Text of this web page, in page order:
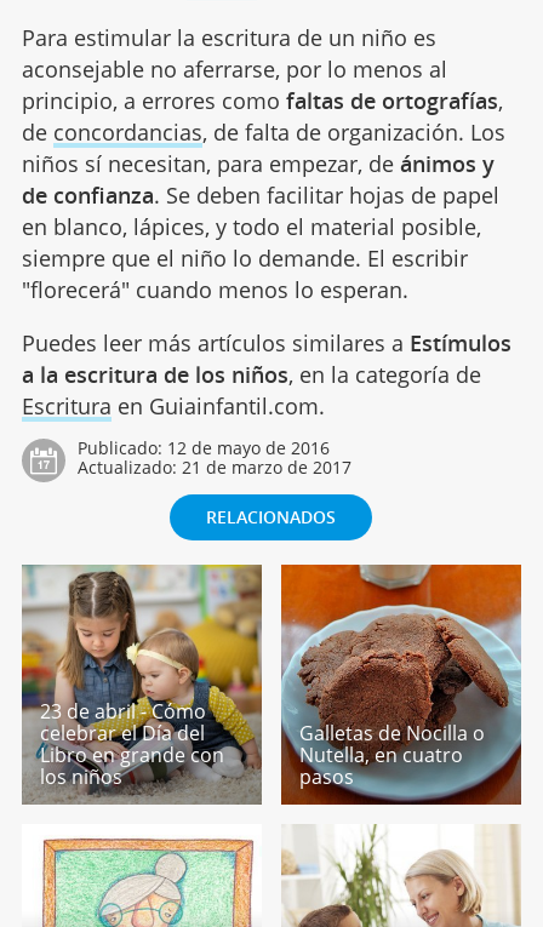
Para estimular la escritura de un niño es
aconsejable no aferrarse, por lo menos al
principio, a errores como faltas de ortografías,
de concordancias, de falta de organización. Los
niños sí necesitan, para empezar, de ánimos y
de confianza. Se deben facilitar hojas de papel
en blanco, lápices, y todo el material posible,
siempre que el niño lo demande. El escribir
"florecerá" cuando menos lo esperan.
Puedes leer más artículos similares a Estímulos
a la escritura de los niños, en la categoría de
Escritura en Guiainfantil.com.
Publicado: 12 de mayo de 2016
Actualizado: 21 de marzo de 2017
RELACIONADOS
23 de abril - Cómo
celebrar el Día del
Libro en grande con
los niños
Galletas de Nocilla o
Nutella, en cuatro
pasos